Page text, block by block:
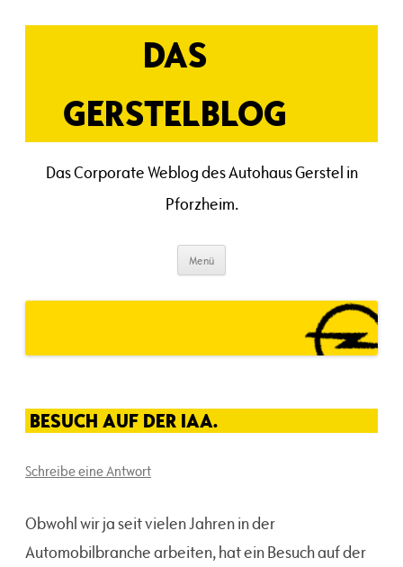
Inhalt
DAS
GERSTELBLOG
Das Corporate Weblog des Autohaus Gerstel in
Pforzheim.
Menü
BESUCH AUF DER IAA.
Schreibe eine Antwort
Obwohl wir ja seit vielen Jahren in der
Automobilbranche arbeiten, hat ein Besuch auf der